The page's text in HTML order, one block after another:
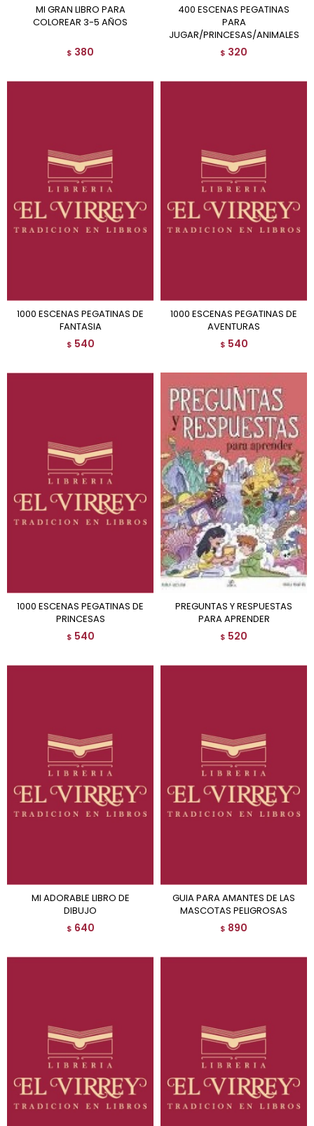
MI GRAN LIBRO PARA
COLOREAR 3-5 AÑOS
$ 380
400 ESCENAS PEGATINAS
PARA
JUGAR/PRINCESAS/ANIMALES
$ 320
1000 ESCENAS PEGATINAS DE
FANTASIA
$ 540
1000 ESCENAS PEGATINAS DE
AVENTURAS
$ 540
1000 ESCENAS PEGATINAS DE
PRINCESAS
$ 540
PREGUNTAS Y RESPUESTAS
PARA APRENDER
$ 520
MI ADORABLE LIBRO DE
DIBUJO
$ 640
GUIA PARA AMANTES DE LAS
MASCOTAS PELIGROSAS
$ 890